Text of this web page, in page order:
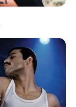
กก็คือ ในสิ่งที่คิด
จน จริงใจ และ
ยด้วยความกล้า
ว ว่องไว และ
นอ่อนโยน และ